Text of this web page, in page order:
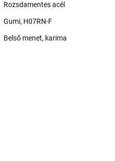
Rozsdamentes acél
Gumi, H07RN-F
Belső menet, karima